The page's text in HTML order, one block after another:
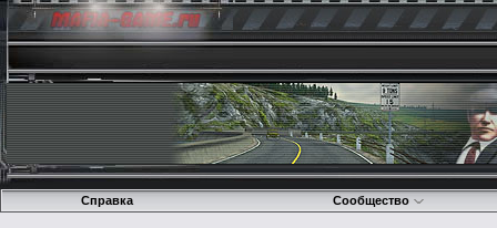
Справка Сообщество